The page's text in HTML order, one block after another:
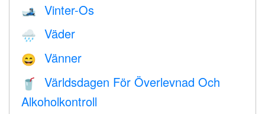
🎿 Vinter-Os
🌧 Väder
😄 Vänner
🥤
Världsdagen För Överlevnad Och
Alkoholkontroll